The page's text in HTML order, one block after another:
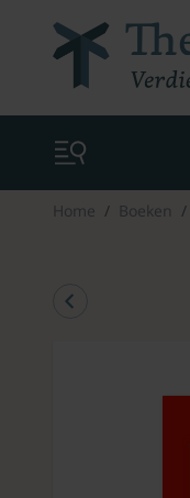
Home Boeken